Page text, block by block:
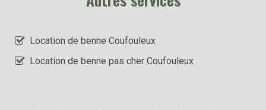
Location de benne Coufouleux
Location de benne pas cher Coufouleux